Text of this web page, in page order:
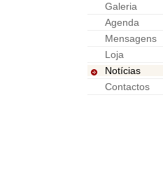
Galeria
Agenda
Mensagens
Loja
Notícias
Contactos